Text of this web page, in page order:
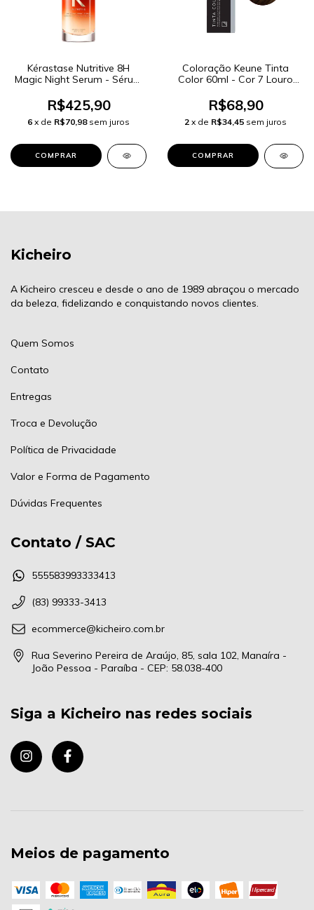
Kérastase Nutritive 8H
Magic Night Serum - Sérum
90ml
R$425,90
6 x de R$70,98 sem juros
Coloração Keune Tinta
Color 60ml - Cor 7 Louro
R$68,90
2 x de R$34,45 sem juros
Kicheiro
A Kicheiro cresceu e desde o ano de 1989 abraçou o mercado
da beleza, fidelizando e conquistando novos clientes.
Quem Somos
Contato
Entregas
Troca e Devolução
Política de Privacidade
Valor e Forma de Pagamento
Dúvidas Frequentes
Contato / SAC
555583993333413
(83) 99333-3413
ecommerce@kicheiro.com.br
Rua Severino Pereira de Araújo, 85, sala 102, Manaíra -
João Pessoa - Paraíba - CEP: 58.038-400
Siga a Kicheiro nas redes sociais
Meios de pagamento